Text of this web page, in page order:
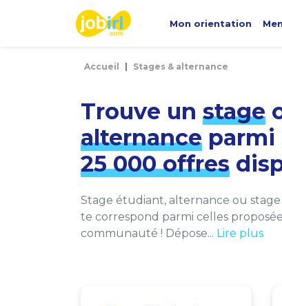
Mon orientation
Accueil Stages & alternance
Trouve un stage
alternance parmi
25 000 offres
Stage étudiant, alternance ou
te correspond parmi celles
communauté ! Dépose... Lire plus
Panneau de gestion des cookies